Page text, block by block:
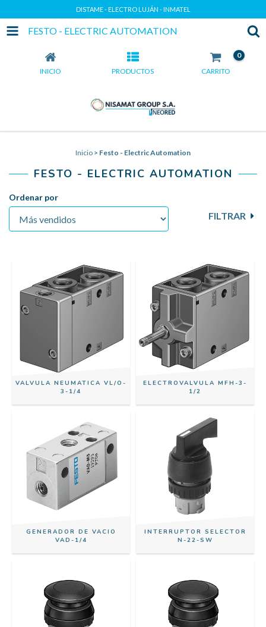
DISTAME - ELECTRO LUJÁN - INMATEL
FESTO - ELECTRIC AUTOMATION
INICIO PRODUCTOS CARRITO
0
Inicio > Festo - Electric Automation
FESTO - ELECTRIC AUTOMATION
Ordenar por
FILTRAR
VALVULA NEUMATICA VL/O-
3-1/4
ELECTROVALVULA MFH-3-
1/2
GENERADOR DE VACIO
VAD-1/4
INTERRUPTOR SELECTOR
N-22-SW